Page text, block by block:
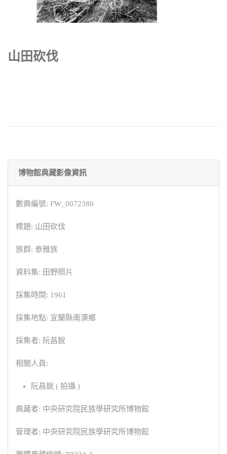
山田砍伐
博物館典藏影像資訊
數典編號: FW_0072380
標題: 山田砍伐
族群: 泰雅族
資料集: 田野照片
採集時間: 1961
採集地點: 宜蘭縣南澳鄉
採集者: 阮昌銳
相關人員:
阮昌銳 ( 拍攝 )
典藏者: 中央研究院民族學研究所博物館
管理者: 中央研究院民族學研究所博物館